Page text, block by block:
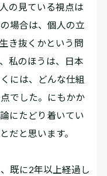
の見ている視点は
場合は、個人の立
き抜くかという問
私のほうは、日本
には、どんな仕組
でした。にもかか
にたどり着いてい
だと思います。
既に2年以上経過し